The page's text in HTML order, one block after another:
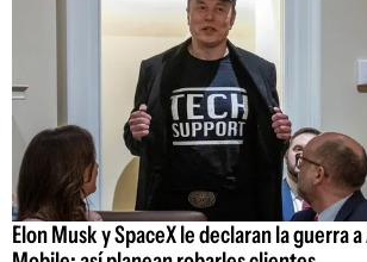
Elon Musk y SpaceX le declaran la guerra